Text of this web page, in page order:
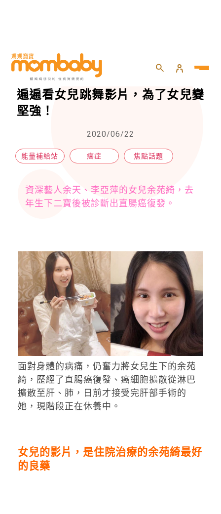
HOME 專欄 焦點話題
恭喜余苑綺肝部手術順利！住院一
遍遍看女兒跳舞影片，為了女兒變
堅強！
2020/06/22
能量補給站 癌症 焦點話題
資深藝人余天、李亞萍的女兒余苑綺，去
年生下二寶後被診斷出直腸癌復發。
面對身體的病痛，仍奮力將女兒生下的余苑
綺，歷經了直腸癌復發、癌細胞擴散從淋巴
擴散至肝、肺，日前才接受完肝部手術的
她，現階段正在休養中。
女兒的影片，是住院治療的余苑綺最好
的良藥